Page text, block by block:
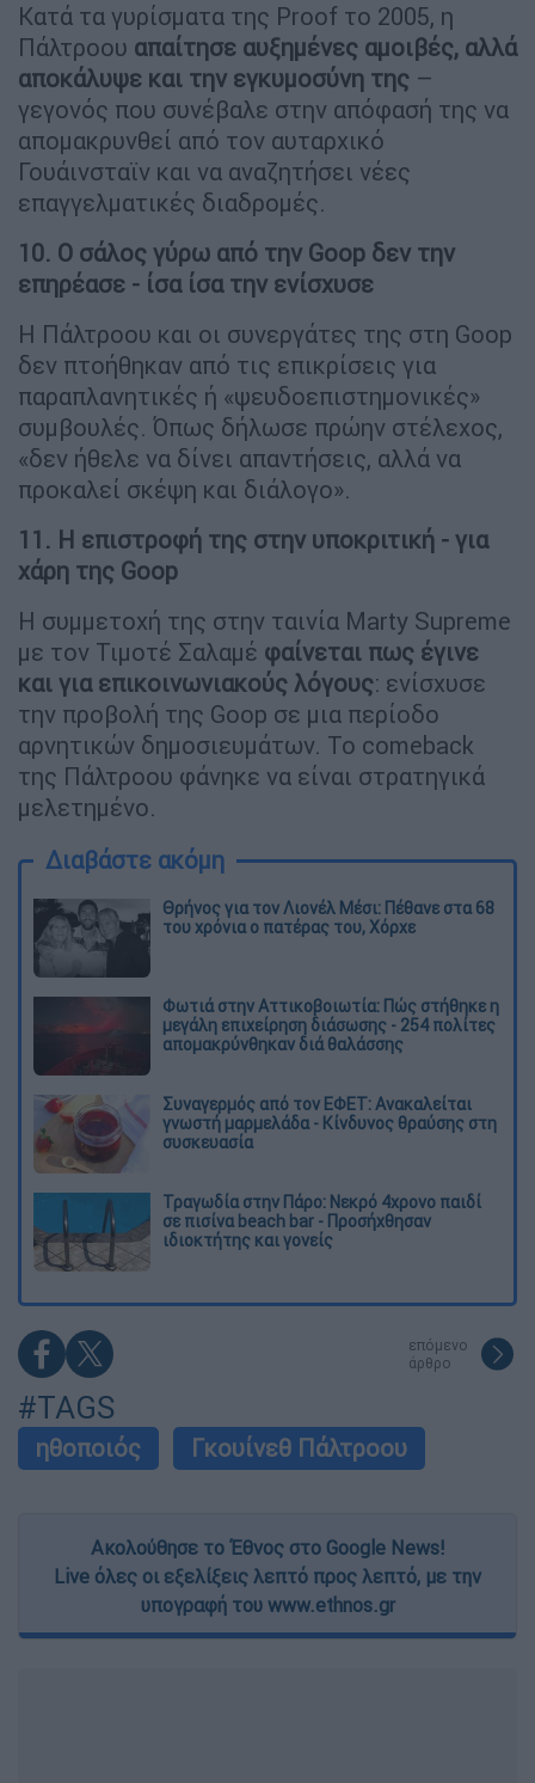
Κατά τα γυρίσματα της Proof το 2005, η
Πάλτροου απαίτησε αυξημένες αμοιβές, αλλά
αποκάλυψε και την εγκυμοσύνη της –
γεγονός που συνέβαλε στην απόφασή της να
απομακρυνθεί από τον αυταρχικό
Γουάινσταϊν και να αναζητήσει νέες
επαγγελματικές διαδρομές.
10. Ο σάλος γύρω από την Goop δεν την
επηρέασε - ίσα ίσα την ενίσχυσε
Η Πάλτροου και οι συνεργάτες της στη Goop
δεν πτοήθηκαν από τις επικρίσεις για
παραπλανητικές ή «ψευδοεπιστημονικές»
συμβουλές. Όπως δήλωσε πρώην στέλεχος,
«δεν ήθελε να δίνει απαντήσεις, αλλά να
προκαλεί σκέψη και διάλογο».
11. Η επιστροφή της στην υποκριτική - για
χάρη της Goop
Η συμμετοχή της στην ταινία Marty Supreme
με τον Τιμοτέ Σαλαμέ φαίνεται πως έγινε
και για επικοινωνιακούς λόγους: ενίσχυσε
την προβολή της Goop σε μια περίοδο
αρνητικών δημοσιευμάτων. Το comeback
της Πάλτροου φάνηκε να είναι στρατηγικά
μελετημένο.
Διαβάστε ακόμη
Θρήνος για τον Λιονέλ Μέσι: Πέθανε στα 68
του χρόνια ο πατέρας του, Χόρχε
Φωτιά στην Αττικοβοιωτία: Πώς στήθηκε η
μεγάλη επιχείρηση διάσωσης - 254 πολίτες
απομακρύνθηκαν διά θαλάσσης
Συναγερμός από τον ΕΦΕΤ: Ανακαλείται
γνωστή μαρμελάδα - Κίνδυνος θραύσης στη
συσκευασία
Τραγωδία στην Πάρο: Νεκρό 4χρονο παιδί
σε πισίνα beach bar - Προσήχθησαν
ιδιοκτήτης και γονείς
επόμενο
άρθρο
#TAGS
ηθοποιός Γκουίνεθ Πάλτροου
Ακολούθησε το Έθνος στο Google News!
Live όλες οι εξελίξεις λεπτό προς λεπτό, με την
υπογραφή του www.ethnos.gr